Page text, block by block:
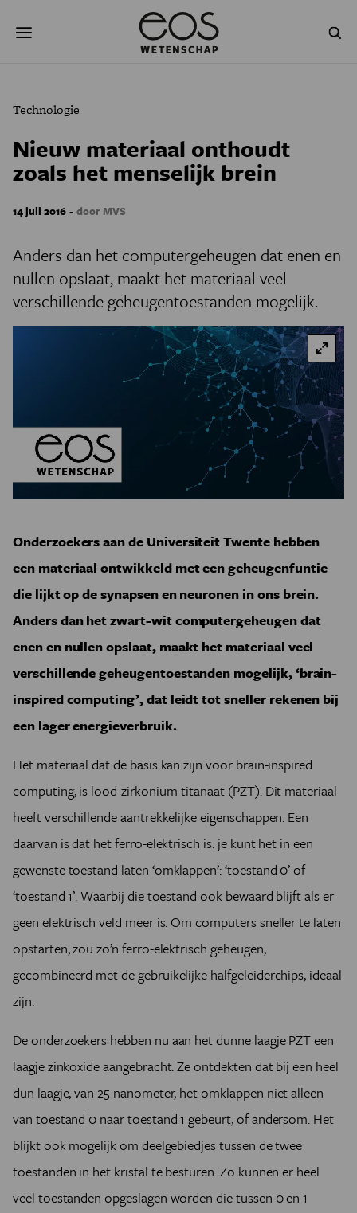
naar
NATUURWETENSCHAPPEN GESCHIEDENIS
PSYCHE & BREIN
PODCAST AGENDA
JONGE UITDAGERS
Technologie
Nieuw materiaal onthoudt
zoals het menselijk brein
14 juli 2016 - door MVS
Anders dan het computergeheugen dat enen en
nullen opslaat, maakt het materiaal veel
verschillende geheugentoestanden mogelijk.
Onderzoekers aan de Universiteit Twente hebben
een materiaal ontwikkeld met een geheugenfuntie
die lijkt op de synapsen en neuronen in ons brein.
Anders dan het zwart-wit computergeheugen dat
enen en nullen opslaat, maakt het materiaal veel
verschillende geheugentoestanden mogelijk, ‘brain-
inspired computing’, dat leidt tot sneller rekenen bij
een lager energieverbruik.
Het materiaal dat de basis kan zijn voor brain-inspired
computing, is lood-zirkonium-titanaat (PZT). Dit materiaal
heeft verschillende aantrekkelijke eigenschappen. Een
daarvan is dat het ferro-elektrisch is: je kunt het in een
gewenste toestand laten ‘omklappen’: ‘toestand 0’ of
‘toestand 1’. Waarbij die toestand ook bewaard blijft als er
geen elektrisch veld meer is. Om computers sneller te laten
opstarten, zou zo’n ferro-elektrisch geheugen,
gecombineerd met de gebruikelijke halfgeleiderchips, ideaal
zijn.
De onderzoekers hebben nu aan het dunne laagje PZT een
laagje zinkoxide aangebracht. Ze ontdekten dat bij een heel
dun laagje, van 25 nanometer, het omklappen niet alleen
van toestand 0 naar toestand 1 gebeurt, of andersom. Het
blijkt ook mogelijk om deelgebiedjes tussen de twee
toestanden in het kristal te besturen. Zo kunnen er heel
veel toestanden opgeslagen worden die tussen 0 en 1